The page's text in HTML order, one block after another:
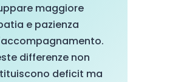
maggiore
e pazienza
differenze non
deficit ma